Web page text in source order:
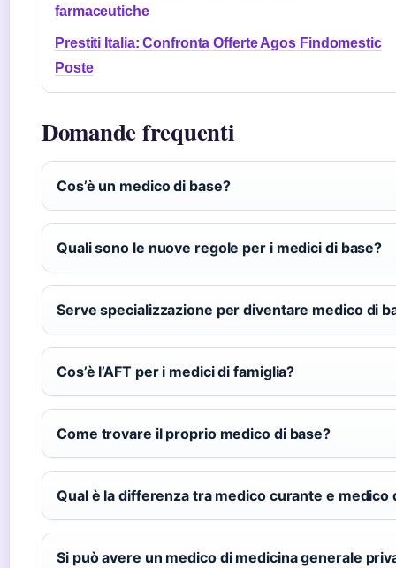
farmaceutiche
Prestiti Italia: Confronta Offerte Agos Findomestic
Poste
Domande frequenti
Cos’è un medico di base?
Quali sono le nuove regole per i medici di base?
Serve specializzazione per diventare medico di
Cos’è l’AFT per i medici di famiglia?
Come trovare il proprio medico di base?
Qual è la differenza tra medico curante e medico
Si può avere un medico di medicina generale